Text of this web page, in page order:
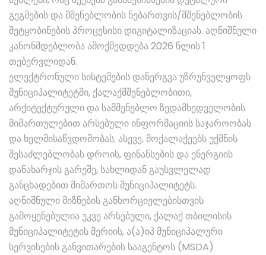
გეგმების და მშენებლობის ნებართვის/მშენებლობის
შეტყობინების პროცესისი დიგიტალიზაციას. აღნიშნული
კანონმდებლობა ამოქმედდება 2026 წლის 1
თებერვლიდან.
ელექტრონული სისტემების დანერგვა უზრუნველყოფს
მუნიციპალიტეტში, ქალაქმშენებლობითი,
არქიტექტურული და სამშენებლო ზედამხედველობის
მიმართულებით არსებული ინფორმაციის საჯაროობას
და ხელმისაწვდომობას. ასევე, მოქალაქეებს უქმნის
შესაძლებლობას დროის, ფინანსების და ენერგიის
დანახარჯის გარეშე, სახლიდან გაუსვლელად
განცხადებით მიმართოს მუნიციპალიტეტს.
აღნიშნული მიზნების განხორციელებისთვის
გამოყენებულია უკვე არსებული, ქალაქ თბილისის
მუნიციპალიტეტის მერიის, ა(ა)იპ მუნიციპალური
სერვისების განვითარების სააგენტოს (MSDA)